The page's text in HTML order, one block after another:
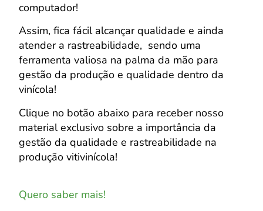
computador!
Assim, fica fácil alcançar qualidade e ainda
atender a rastreabilidade, sendo uma
ferramenta valiosa na palma da mão para
gestão da produção e qualidade dentro da
vinícola!
Clique no botão abaixo para receber nosso
material exclusivo sobre a importância da
gestão da qualidade e rastreabilidade na
produção vitivinícola!
Quero saber mais!